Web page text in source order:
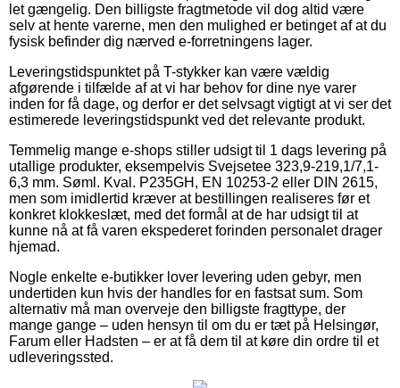
let gængelig. Den billigste fragtmetode vil dog altid være
selv at hente varerne, men den mulighed er betinget af at du
fysisk befinder dig nærved e-forretningens lager.
Leveringstidspunktet på T-stykker kan være vældig
afgørende i tilfælde af at vi har behov for dine nye varer
inden for få dage, og derfor er det selvsagt vigtigt at vi ser det
estimerede leveringstidspunkt ved det relevante produkt.
Temmelig mange e-shops stiller udsigt til 1 dags levering på
utallige produkter, eksempelvis Svejsetee 323,9-219,1/7,1-
6,3 mm. Søml. Kval. P235GH, EN 10253-2 eller DIN 2615,
men som imidlertid kræver at bestillingen realiseres før et
konkret klokkeslæt, med det formål at de har udsigt til at
kunne nå at få varen ekspederet forinden personalet drager
hjemad.
Nogle enkelte e-butikker lover levering uden gebyr, men
undertiden kun hvis der handles for en fastsat sum. Som
alternativ må man overveje den billigste fragttype, der
mange gange – uden hensyn til om du er tæt på Helsingør,
Farum eller Hadsten – er at få dem til at køre din ordre til et
udleveringssted.